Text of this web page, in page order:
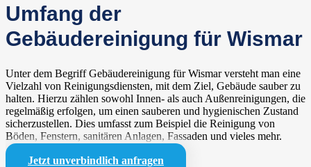
Umfang der
Gebäudereinigung für Wismar
Unter dem Begriff Gebäudereinigung für Wismar versteht man eine
Vielzahl von Reinigungsdiensten, mit dem Ziel, Gebäude sauber zu
halten. Hierzu zählen sowohl Innen- als auch Außenreinigungen, die
regelmäßig erfolgen, um einen sauberen und hygienischen Zustand
sicherzustellen. Dies umfasst zum Beispiel die Reinigung von
Böden, Fenstern, sanitären Anlagen, Fassaden und vieles mehr.
Jetzt unverbindlich anfragen